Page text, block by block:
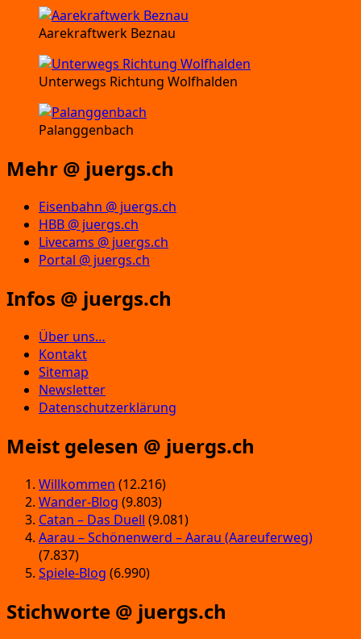
Aarekraftwerk Beznau
Unterwegs Richtung Wolfhalden
Palanggenbach
Mehr @ juergs.ch
Eisenbahn @ juergs.ch
HBB @ juergs.ch
Livecams @ juergs.ch
Portal @ juergs.ch
Infos @ juergs.ch
Über uns…
Kontakt
Sitemap
Newsletter
Datenschutzerklärung
Meist gelesen @ juergs.ch
Willkommen (12.216)
Wander-Blog (9.803)
Catan – Das Duell (9.081)
Aarau – Schönenwerd – Aarau (Aareuferweg)
(7.837)
Spiele-Blog (6.990)
Stichworte @ juergs.ch